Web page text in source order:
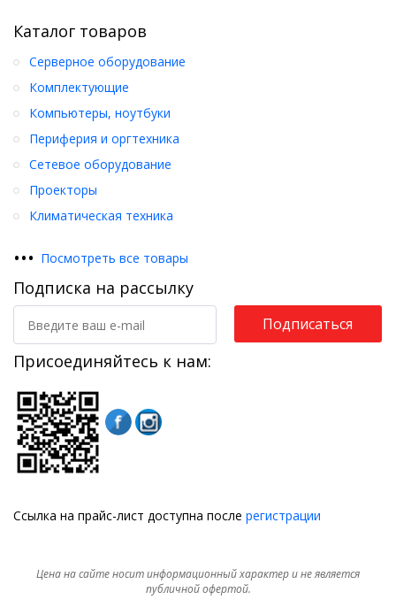
Каталог товаров
Серверное оборудование
Комплектующие
Компьютеры, ноутбуки
Периферия и оргтехника
Сетевое оборудование
Проекторы
Климатическая техника
••• Посмотреть все товары
Подписка на рассылку
Подписаться
Присоединяйтесь к нам:
Ссылка на прайс-лист доступна после регистрации
Цена на сайте носит информационный характер и не является
публичной офертой.